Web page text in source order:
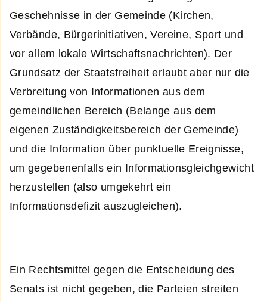
Geschehnisse in der Gemeinde (Kirchen,
Verbände, Bürgerinitiativen, Vereine, Sport und
vor allem lokale Wirtschaftsnachrichten). Der
Grundsatz der Staatsfreiheit erlaubt aber nur die
Verbreitung von Informationen aus dem
gemeindlichen Bereich (Belange aus dem
eigenen Zuständigkeitsbereich der Gemeinde)
und die Information über punktuelle Ereignisse,
um gegebenenfalls ein Informationsgleichgewicht
herzustellen (also umgekehrt ein
Informationsdefizit auszugleichen).
Ein Rechtsmittel gegen die Entscheidung des
Senats ist nicht gegeben, die Parteien streiten